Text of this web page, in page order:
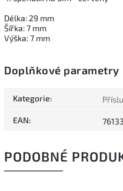
Délka: 29 mm
Šířka: 7 mm
Výška: 7 mm
Doplňkové parametry
Kategorie:
EAN:
PODOBNÉ